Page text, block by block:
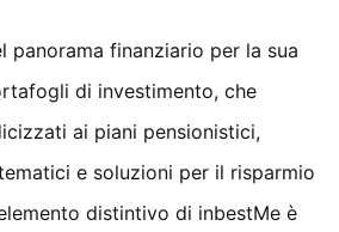
panorama finanziario per la sua
di investimento, che
ai piani pensionistici,
e soluzioni per il risparmio
distintivo di inbestMe è